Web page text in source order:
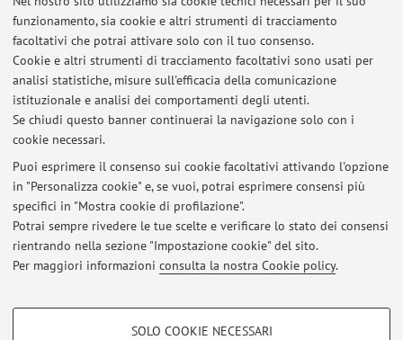
funzionamento, sia cookie e altri strumenti di tracciamento
facoltativi che potrai attivare solo con il tuo consenso.
Cookie e altri strumenti di tracciamento facoltativi sono usati per
analisi statistiche, misure sull'efficacia della comunicazione
istituzionale e analisi dei comportamenti degli utenti.
Se chiudi questo banner continuerai la navigazione solo con i
cookie necessari.
Puoi esprimere il consenso sui cookie facoltativi attivando l'opzione
in "Personalizza cookie" e, se vuoi, potrai esprimere consensi più
specifici in "Mostra cookie di profilazione".
Potrai sempre rivedere le tue scelte e verificare lo stato dei consensi
rientrando nella sezione "Impostazione cookie" del sito.
Per maggiori informazioni consulta la nostra Cookie policy.
COOKIE DI PROFILAZIONE - FACOLTATIVI
SOLO COOKIE NECESSARI
Risorse in rete
ORCID
Ultimi avvisi
Al momento non sono presenti avvisi.